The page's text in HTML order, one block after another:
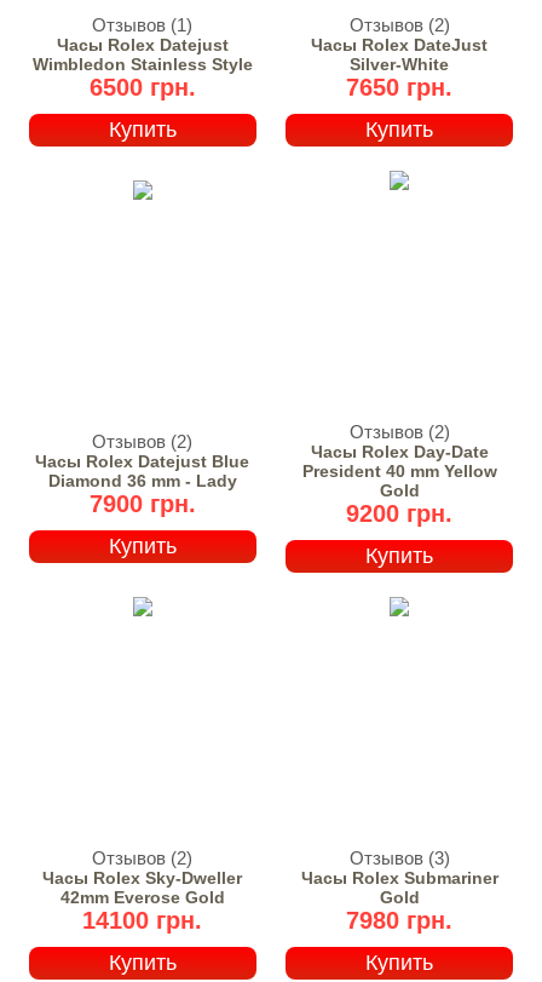
Отзывов (1)
Часы Rolex Datejust
Wimbledon Stainless Style
6500 грн.
Купить
Отзывов (2)
Часы Rolex DateJust
Silver-White
7650 грн.
Купить
Отзывов (2)
Часы Rolex Datejust Blue
Diamond 36 mm - Lady
7900 грн.
Купить
Отзывов (2)
Часы Rolex Day-Date
President 40 mm Yellow
Gold
9200 грн.
Купить
Отзывов (2)
Часы Rolex Sky-Dweller
42mm Everose Gold
14100 грн.
Купить
Отзывов (3)
Часы Rolex Submariner
Gold
7980 грн.
Купить